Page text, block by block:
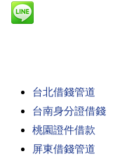
台北借錢管道
台南身分證借錢
桃園證件借款
屏東借錢管道